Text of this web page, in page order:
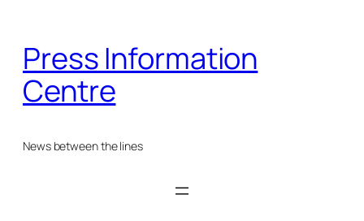
content
Press Information
Centre
News between the lines